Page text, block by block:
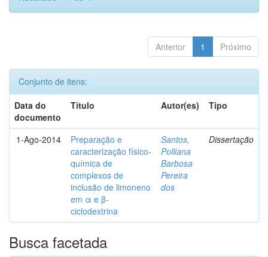
Anterior 1 Próximo
Conjunto de itens:
Data do
documento
Título Autor(es) Tipo
1-Ago-2014
Preparação e
caracterização físico-
química de
complexos de
inclusão de limoneno
em α e β-
ciclodextrina
Santos,
Polliana
Barbosa
Pereira
dos
Dissertação
Busca facetada